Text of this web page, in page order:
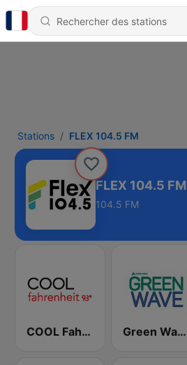
Stations FLEX 104.5 FM
FLEX 104.5 FM
104.5 FM
COOL Fahrenheit 93 FM Green Wave 106.5 FM